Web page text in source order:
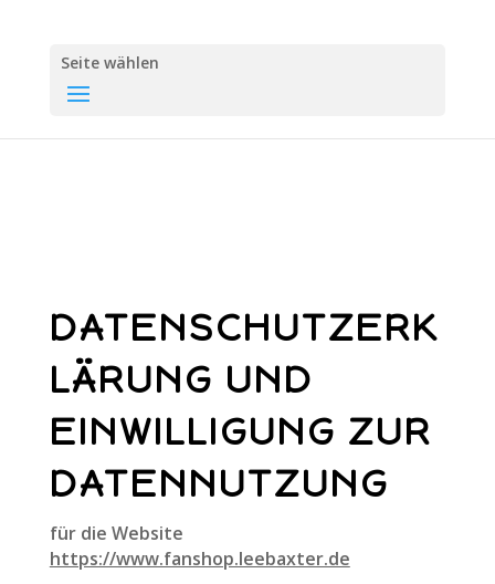
Seite wählen
DATENSCHUTZERK
LÄRUNG UND
EINWILLIGUNG ZUR
DATENNUTZUNG
für die Website
https://www.fanshop.leebaxter.de